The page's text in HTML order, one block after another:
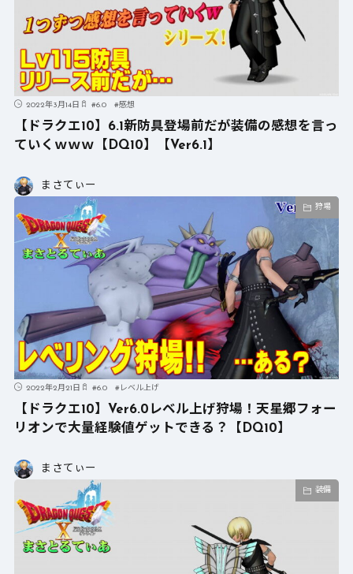
2022年3月14日 #6.0 #感想
【ドラクエ10】6.1新防具登場前だが装備の感想を言っ
ていくｗｗｗ【DQ10】【Ver6.1】
まさてぃー
狩場
2022年2月21日 #6.0 # レベル上げ
【ドラクエ10】Ver6.0レベル上げ狩場！天星郷フォー
リオンで大量経験値ゲットできる？【DQ10】
まさてぃー
装備